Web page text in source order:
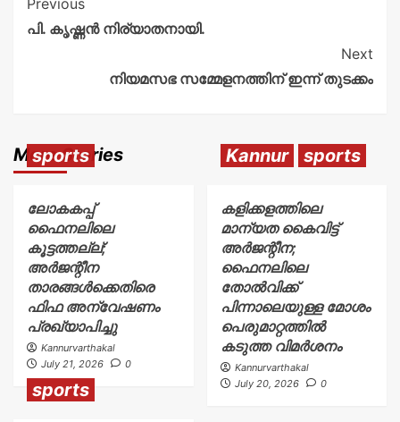
Previous
പി. കൃഷ്ണൻ നിര്യാതനായി.
Next
നിയമസഭ സമ്മേളനത്തിന് ഇന്ന് തുടക്കം
More Stories
sports
ലോകകപ്പ്
ഫൈനലിലെ
കൂട്ടത്തല്ല്;
അർജന്റീന
താരങ്ങൾക്കെതിരെ
ഫിഫ അന്വേഷണം
പ്രഖ്യാപിച്ചു
Kannurvarthakal
July 21, 2026
0
Kannur sports
കളിക്കളത്തിലെ
മാന്യത കൈവിട്ട്
അർജന്റീന;
ഫൈനലിലെ
തോൽവിക്ക്
പിന്നാലെയുള്ള മോശം
പെരുമാറ്റത്തിൽ
കടുത്ത വിമർശനം
Kannurvarthakal
July 20, 2026
0
sports